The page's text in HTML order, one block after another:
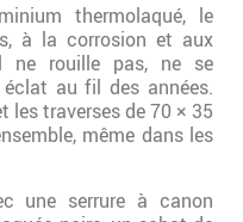
thermolaqué, le
à la corrosion et aux
ne rouille pas, ne se
au fil des années.
les traverses de 70 × 35
même dans les
une serrure à canon